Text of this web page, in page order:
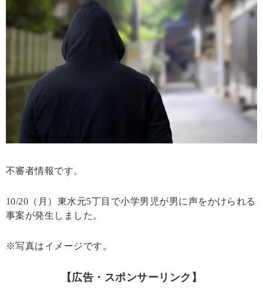
不審者情報です。
10/20（月）東水元5丁目で小学男児が男に声をかけられる
事案が発生しました。
※写真はイメージです。
【広告・スポンサーリンク】